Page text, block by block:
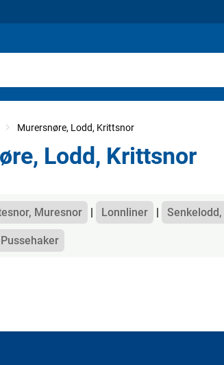
Murersnøre, Lodd, Krittsnor
Lodd, Krittsnor
Muresnor Lonnliner
Pussehaker